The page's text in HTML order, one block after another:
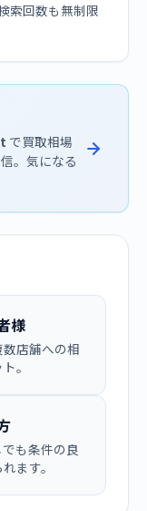
索回数も無制限
で買取相場
。気になる
様
店舗への相
。
も条件の良
ます。